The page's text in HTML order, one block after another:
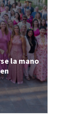
la mano